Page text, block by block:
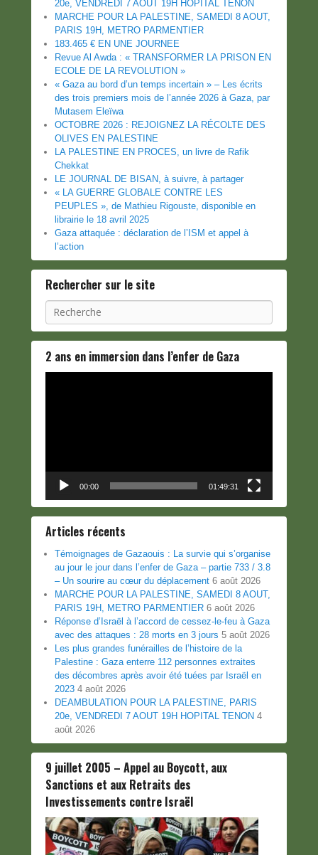
20e, VENDREDI 7 AOUT 19H HOPITAL TENON
MARCHE POUR LA PALESTINE, SAMEDI 8 AOUT,
PARIS 19H, METRO PARMENTIER
183.465 € EN UNE JOURNEE
Revue Al Awda : « TRANSFORMER LA PRISON EN
ECOLE DE LA REVOLUTION »
« Gaza au bord d’un temps incertain » – Les écrits
des trois premiers mois de l’année 2026 à Gaza, par
Mutasem Eleïwa
OCTOBRE 2026 : REJOIGNEZ LA RÉCOLTE DES
OLIVES EN PALESTINE
LA PALESTINE EN PROCES, un livre de Rafik
Chekkat
LE JOURNAL DE BISAN, à suivre, à partager
« LA GUERRE GLOBALE CONTRE LES
PEUPLES », de Mathieu Rigouste, disponible en
librairie le 18 avril 2025
Gaza attaquée : déclaration de l’ISM et appel à
l’action
Rechercher sur le site
Recherche
2 ans en immersion dans l’enfer de Gaza
00:00 01:49:31
Articles récents
Témoignages de Gazaouis : La survie qui s’organise
au jour le jour dans l’enfer de Gaza – partie 733 / 3.8
– Un sourire au cœur du déplacement 6 août 2026
MARCHE POUR LA PALESTINE, SAMEDI 8 AOUT,
PARIS 19H, METRO PARMENTIER 6 août 2026
Réponse d’Israël à l’accord de cessez-le-feu à Gaza
avec des attaques : 28 morts en 3 jours 5 août 2026
Les plus grandes funérailles de l’histoire de la
Palestine : Gaza enterre 112 personnes extraites
des décombres après avoir été tuées par Israël en
2023 4 août 2026
DEAMBULATION POUR LA PALESTINE, PARIS
20e, VENDREDI 7 AOUT 19H HOPITAL TENON 4
août 2026
9 juillet 2005 – Appel au Boycott, aux
Sanctions et aux Retraits des
Investissements contre Israël